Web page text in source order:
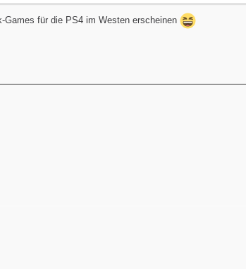
Games für die PS4 im Westen erscheinen